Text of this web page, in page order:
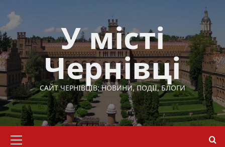
до
вмісту
У місті
Чернівці
САЙТ ЧЕРНІВЦІВ: НОВИНИ, ПОДІЇ, БЛОГИ
меню